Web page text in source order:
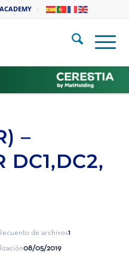
ACADEMY
–
DC1,DC2,
de archivos1
08/05/2019